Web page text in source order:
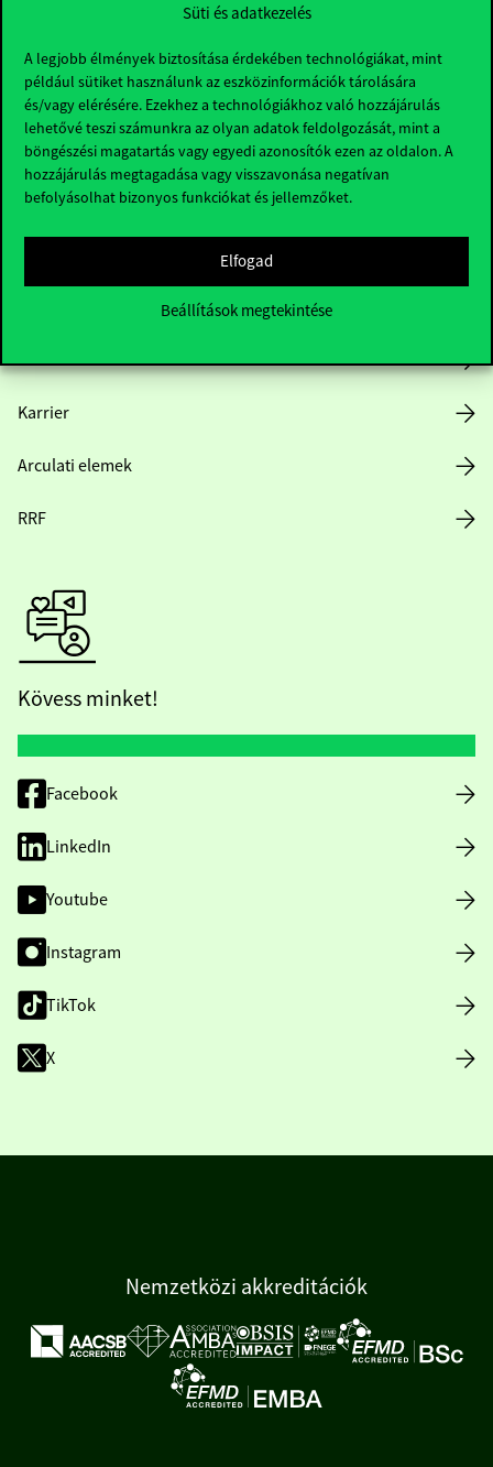
Süti és adatkezelés
A legjobb élmények biztosítása érdekében technológiákat, mint
például sütiket használunk az eszközinformációk tárolására
és/vagy elérésére. Ezekhez a technológiákhoz való hozzájárulás
lehetővé teszi számunkra az olyan adatok feldolgozását, mint a
böngészési magatartás vagy egyedi azonosítók ezen az oldalon. A
hozzájárulás megtagadása vagy visszavonása negatívan
befolyásolhat bizonyos funkciókat és jellemzőket.
Elfogad
Beállítások megtekintése
Hasznos linkek
Közérdekű adatok
Karrier
Arculati elemek
RRF
Kövess minket!
Facebook
LinkedIn
Youtube
Instagram
TikTok
X
Nemzetközi akkreditációk